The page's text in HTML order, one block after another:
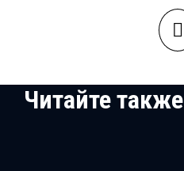
Читайте также